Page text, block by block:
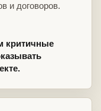
и договоров.
критичные